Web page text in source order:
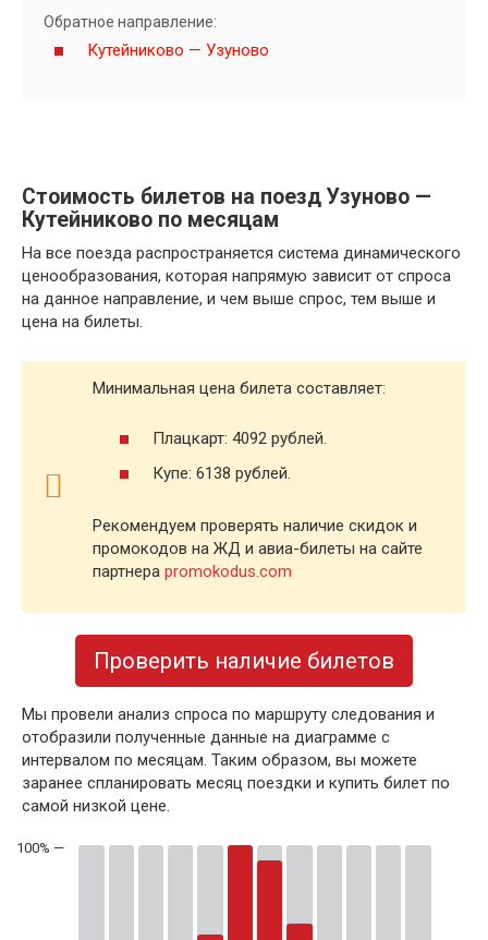
Обратное направление:
Кутейниково — Узуново
Стоимость билетов на поезд Узуново —
Кутейниково по месяцам
На все поезда распространяется система динамического
ценообразования, которая напрямую зависит от спроса
на данное направление, и чем выше спрос, тем выше и
цена на билеты.
Минимальная цена билета составляет:
Плацкарт: 4092 рублей.
Купе: 6138 рублей.
Рекомендуем проверять наличие скидок и
промокодов на ЖД и авиа-билеты на сайте
партнера promokodus.com
Проверить наличие билетов
Мы провели анализ спроса по маршруту следования и
отобразили полученные данные на диаграмме с
интервалом по месяцам. Таким образом, вы можете
заранее спланировать месяц поездки и купить билет по
самой низкой цене.